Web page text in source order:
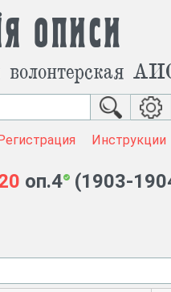
описи
Инструкции
оп.4 (1903-